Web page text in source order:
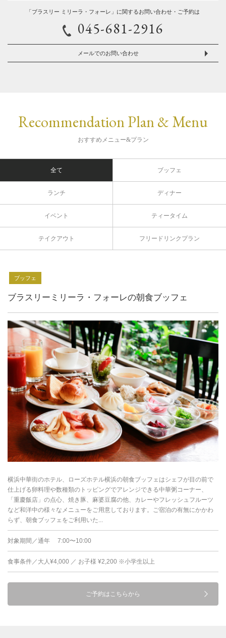
「ブラスリー ミリーラ・フォーレ」に関するお問い合わせ・ご予約は
045-681-2916
メールでのお問い合わせ
Recommendation Plan & Menu
おすすめメニュー&プラン
全て ブッフェ
ランチ ディナー
イベント ティータイム
テイクアウト フリードリンクプラン
ブッフェ
ブラスリーミリーラ・フォーレの朝食ブッフェ
横浜中華街のホテル、ローズホテル横浜の朝食ブッフェはシェフが目の前で
仕上げる卵料理や数種類のトッピングでアレンジできる中華粥コーナー、
「重慶飯店」の点心、焼き豚、麻婆豆腐の他、カレーやフレッシュフルーツ
など和洋中の様々なメニューをご用意しております。ご宿泊の有無にかかわ
らず、朝食ブッフェをご利用いた...
対象期間／通年 7:00〜10:00
食事条件／大人¥4,000 ／ お子様 ¥2,200 ※小学生以上
ご予約はこちらから